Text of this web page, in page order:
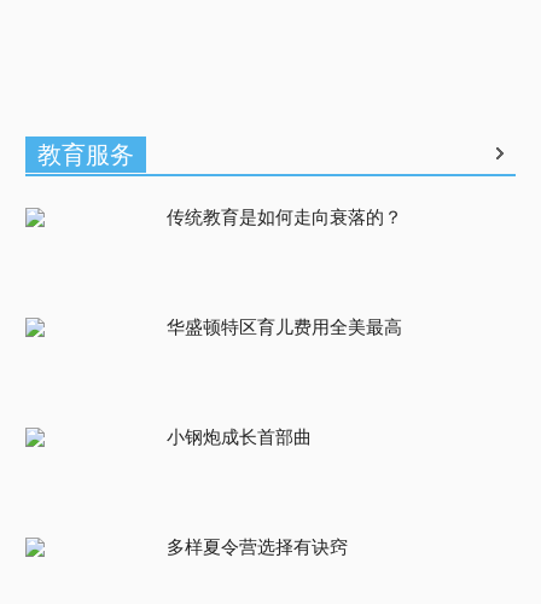
教育服务
传统教育是如何走向衰落的？
华盛顿特区育儿费用全美最高
小钢炮成长首部曲
多样夏令营选择有诀窍